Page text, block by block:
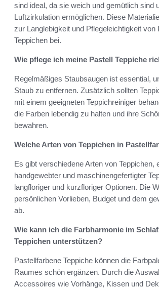
sind ideal, da sie weich und gemütlich sind
Luftzirkulation ermöglichen. Diese
zur Langlebigkeit und Pflegeleichtigkeit von
Teppichen bei.
Wie pflege ich meine Pastell Teppiche
Regelmäßiges Staubsaugen ist essential,
Staub zu entfernen. Zusätzlich sollten
mit einem geeigneten Teppichreiniger
die Farben lebendig zu halten und ihre
bewahren.
Welche Arten von Teppichen in
Es gibt verschiedene Arten von Teppichen,
handgewebter und maschinengefertigter
langfloriger und kurzfloriger Optionen. Die
persönlichen Vorlieben, Budget und dem
ab.
Wie kann ich die Farbharmonie im
Teppichen unterstützen?
Pastellfarbene Teppiche können die
Raumes schön ergänzen. Durch die
Accessoires wie Vorhänge, Kissen und